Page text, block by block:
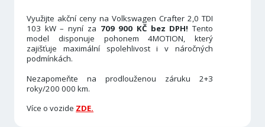
Využijte akční ceny na Volkswagen Crafter 2,0 TDI
103 kW – nyní za 709 900 KČ bez DPH! Tento
model disponuje pohonem 4MOTION, který
zajišťuje maximální spolehlivost i v náročných
podmínkách.
Nezapomeňte na prodlouženou záruku 2+3
roky/200 000 km.
Více o vozide ZDE.